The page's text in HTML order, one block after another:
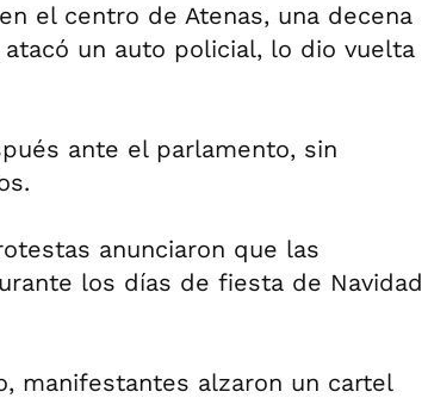
el centro de Atenas, una decena
un auto policial, lo dio vuelta
ante el parlamento, sin
anunciaron que las
los días de fiesta de Navidad
manifestantes alzaron un cartel